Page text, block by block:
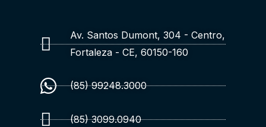
Av. Santos Dumont, 304 - Centro,
Fortaleza - CE, 60150-160
(85) 99248.3000
(85) 3099.0940